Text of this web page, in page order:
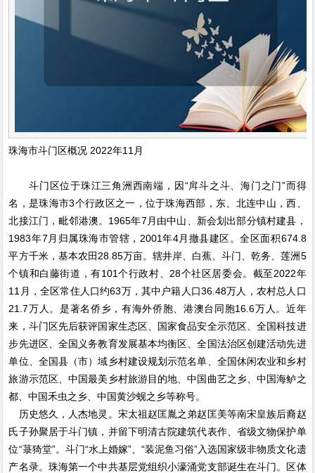
珠海市斗门区概况 2022年11月
斗门区位于珠江三角洲西南端，因“戽斗之斗、海门之门”而得
名，是珠海市3个行政区之一，位于珠海西部，东、北连中山，西、
北接江门，毗邻港澳。1965年7月由中山、新会划出部分镇村建县，
1983年7月归属珠海市管辖，2001年4月撤县建区。全区面积674.8
平方千米，基本农田28.85万亩。辖井岸、白蕉、斗门、乾务、莲洲5
个镇和白藤街道，有101个行政村、28个社区居委会。截至2022年
11月，全区常住人口约63万，其中户籍人口36.48万人，农村总人口
21.7万人。是著名侨乡，有海外侨胞、港澳台同胞16.6万人。近年
来，斗门区先后获评国家生态区、国家食品安全示范区、全国科技进
步先进区、全国义务教育发展基本均衡区、全国法治区创建活动先进
单位、全国县（市）域乡村建设规划示范名单、全国休闲农业和乡村
旅游示范区、中国最美乡村旅游目的地、中国曲艺之乡、中国海鲈之
都、中国禾虫之乡、中国黄沙蚬之乡等称号。
历史悠久，人杰地灵。宋太祖赵匡胤之弟赵匡美等南宋皇族后裔赵
氏子孙聚居于斗门镇，并留下明清古院建筑代表作、省级文物保护单
位“菉猗堂”。斗门“水上婚嫁”、“装泥鱼习俗”入选国家级非物质文化遗
产名录。珠海第一个中共基层党组织小濠涌党支部诞生在斗门。区体